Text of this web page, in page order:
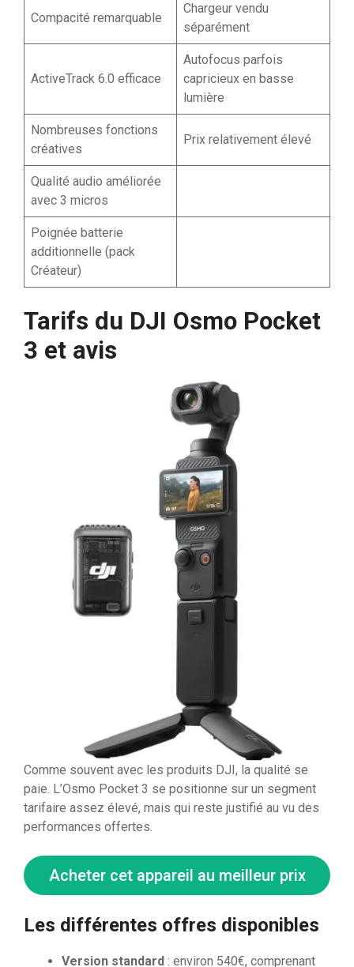
Compacité remarquable
Chargeur vendu
séparément
ActiveTrack 6.0 efficace
Autofocus parfois
capricieux en basse
lumière
Nombreuses fonctions
créatives
Prix relativement élevé
Qualité audio améliorée
avec 3 micros
Poignée batterie
additionnelle (pack
Créateur)
Tarifs du DJI Osmo Pocket
3 et avis
Comme souvent avec les produits DJI, la qualité se
paie. L’Osmo Pocket 3 se positionne sur un segment
tarifaire assez élevé, mais qui reste justifié au vu des
performances offertes.
Acheter cet appareil au meilleur prix
Les différentes offres disponibles
Version standard : environ 540€, comprenant